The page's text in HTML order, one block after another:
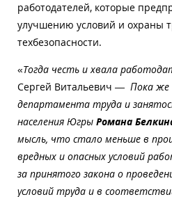
работодателей, которые
улучшению условий и охраны
техбезопасности.
«Тогда честь и хвала
Сергей Витальевич — Пока же
департамента труда и
населения Югры Романа
мысль, что стало меньше в
вредных и опасных условий
за принятого закона о
условий труда и в